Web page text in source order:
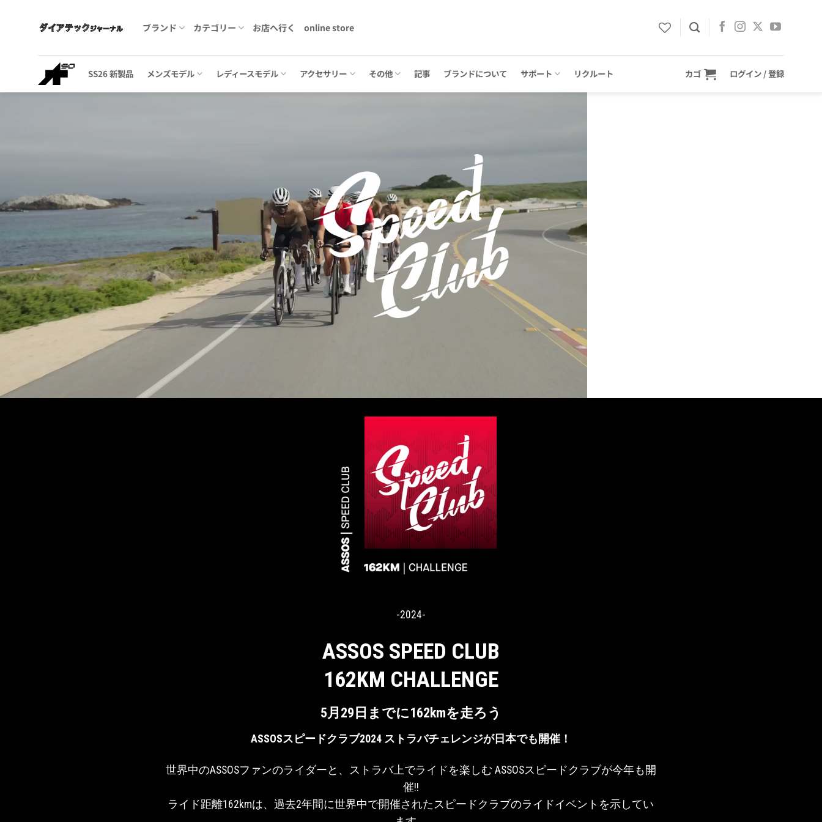
ブランド カテゴリー お店へ行く online store
SS26 新製品 メンズモデル レディースモデル アクセサリー その他 記事 ブランドについて サポート リクルート カゴ ログイン / 登録
-2024-
ASSOS SPEED CLUB
162KM CHALLENGE
5月29日までに162kmを走ろう
ASSOSスピードクラブ2024 ストラバチェレンジが日本でも開催！
世界中のASSOSファンのライダーと、ストラバ上でライドを楽しむ ASSOSスピードクラブが今年も開
催!!
ライド距離162kmは、過去2年間に世界中で開催されたスピードクラブのライドイベントを示してい